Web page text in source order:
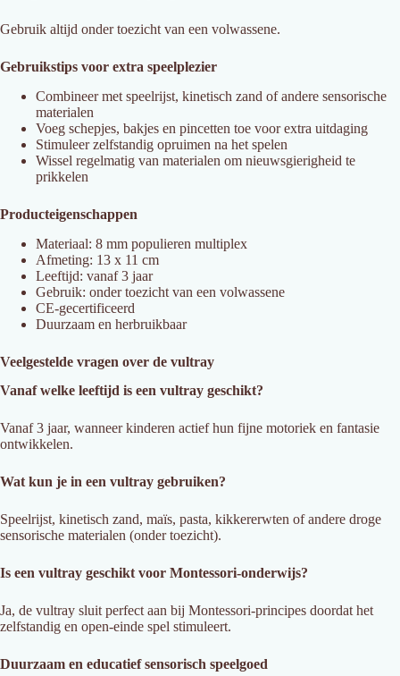
Gebruik altijd onder toezicht van een volwassene.
Gebruikstips voor extra speelplezier
Combineer met speelrijst, kinetisch zand of andere sensorische
materialen
Voeg schepjes, bakjes en pincetten toe voor extra uitdaging
Stimuleer zelfstandig opruimen na het spelen
Wissel regelmatig van materialen om nieuwsgierigheid te
prikkelen
Producteigenschappen
Materiaal: 8 mm populieren multiplex
Afmeting: 13 x 11 cm
Leeftijd: vanaf 3 jaar
Gebruik: onder toezicht van een volwassene
CE-gecertificeerd
Duurzaam en herbruikbaar
Veelgestelde vragen over de vultray
Vanaf welke leeftijd is een vultray geschikt?
Vanaf 3 jaar, wanneer kinderen actief hun fijne motoriek en fantasie
ontwikkelen.
Wat kun je in een vultray gebruiken?
Speelrijst, kinetisch zand, maïs, pasta, kikkererwten of andere droge
sensorische materialen (onder toezicht).
Is een vultray geschikt voor Montessori-onderwijs?
Ja, de vultray sluit perfect aan bij Montessori-principes doordat het
zelfstandig en open-einde spel stimuleert.
Duurzaam en educatief sensorisch speelgoed